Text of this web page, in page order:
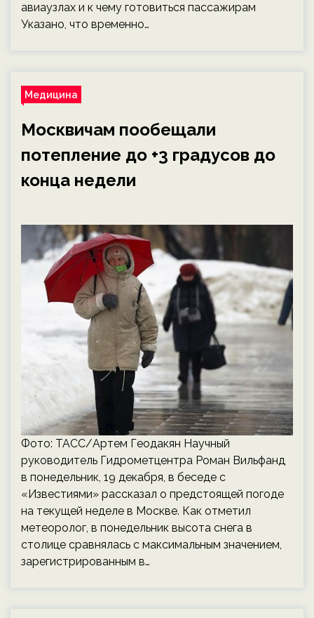
авиаузлах и к чему готовиться пассажирам
Указано, что временно…
Медицина
Москвичам пообещали
потепление до +3 градусов до
конца недели
Фото: ТАСС/Артем Геодакян Научный
руководитель Гидрометцентра Роман Вильфанд
в понедельник, 19 декабря, в беседе с
«Известиями» рассказал о предстоящей погоде
на текущей неделе в Москве. Как отметил
метеоролог, в понедельник высота снега в
столице сравнялась с максимальным значением,
зарегистрированным в…